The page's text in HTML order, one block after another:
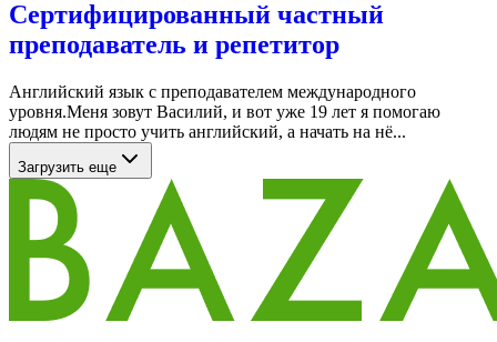
Сертифицированный частный
преподаватель и репетитор
Английский язык с преподавателем международного
уровня.Меня зовут Василий, и вот уже 19 лет я помогаю
людям не просто учить английский, а начать на нё...
Загрузить еще